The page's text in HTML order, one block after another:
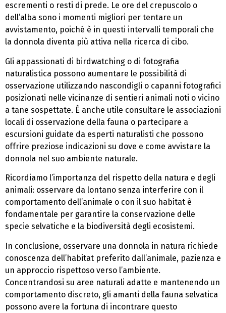
escrementi o resti di prede. Le ore del crepuscolo o
dell’alba sono i momenti migliori per tentare un
avvistamento, poiché è in questi intervalli temporali che
la donnola diventa più attiva nella ricerca di cibo.
Gli appassionati di birdwatching o di fotografia
naturalistica possono aumentare le possibilità di
osservazione utilizzando nascondigli o capanni fotografici
posizionati nelle vicinanze di sentieri animali noti o vicino
a tane sospettate. È anche utile consultare le associazioni
locali di osservazione della fauna o partecipare a
escursioni guidate da esperti naturalisti che possono
offrire preziose indicazioni su dove e come avvistare la
donnola nel suo ambiente naturale.
Ricordiamo l’importanza del rispetto della natura e degli
animali: osservare da lontano senza interferire con il
comportamento dell’animale o con il suo habitat è
fondamentale per garantire la conservazione delle
specie selvatiche e la biodiversità degli ecosistemi.
In conclusione, osservare una donnola in natura richiede
conoscenza dell’habitat preferito dall’animale, pazienza e
un approccio rispettoso verso l’ambiente.
Concentrandosi su aree naturali adatte e mantenendo un
comportamento discreto, gli amanti della fauna selvatica
possono avere la fortuna di incontrare questo